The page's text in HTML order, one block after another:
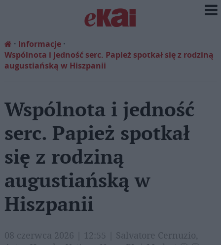
Informacje
Wspólnota i jedność serc. Papież spotkał się z rodziną
augustiańską w Hiszpanii
Wspólnota i jedność
serc. Papież spotkał
się z rodziną
augustiańską w
Hiszpanii
08 czerwca 2026 | 12:55 | Salvatore Cernuzio,